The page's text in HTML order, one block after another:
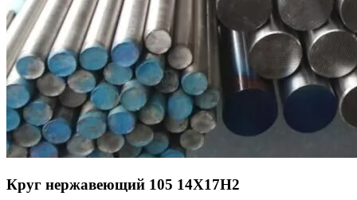
Круг нержавеющий 105 14Х17Н2